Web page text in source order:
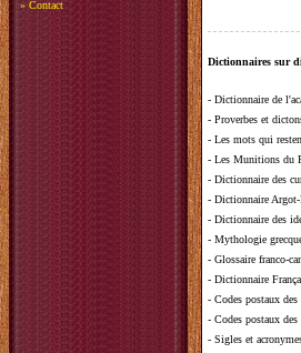
» Contact
Dictionnaires sur
- Dictionnaire de
- Proverbes et
- Les mots qui
- Les Munitions du
- Dictionnaire des
- Dictionnaire Argot-
- Dictionnaire des
- Mythologie
- Glossaire franco-
- Dictionnaire
- Codes postaux des
- Codes postaux
- Sigles et